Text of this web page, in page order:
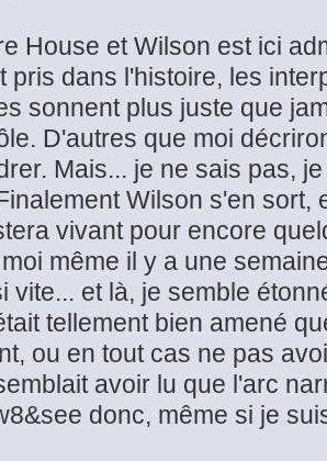
House et Wilson est ici
pris dans l'histoire, les
sonnent plus juste que
D'autres que moi
Mais... je ne sais pas,
Wilson s'en sort,
vivant pour encore
même il y a une
vite... et là, je semble
tellement bien amené
ou en tout cas ne pas
avoir lu que l'arc
donc, même si je